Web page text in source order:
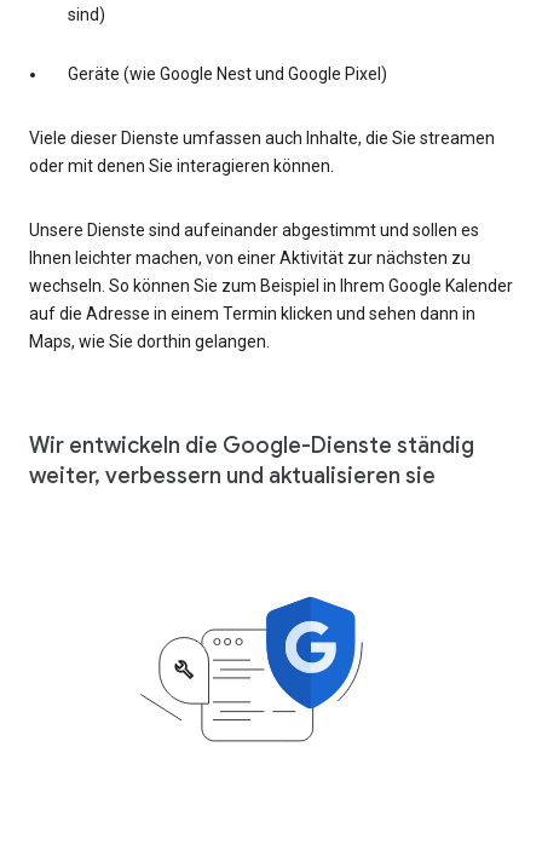
sind)
Geräte (wie Google Nest und Google Pixel)
Viele dieser Dienste umfassen auch Inhalte, die Sie streamen
oder mit denen Sie interagieren können.
Unsere Dienste sind aufeinander abgestimmt und sollen es
Ihnen leichter machen, von einer Aktivität zur nächsten zu
wechseln. So können Sie zum Beispiel in Ihrem Google Kalender
auf die Adresse in einem Termin klicken und sehen dann in
Maps, wie Sie dorthin gelangen.
Wir entwickeln die Google-Dienste ständig
weiter, verbessern und aktualisieren sie